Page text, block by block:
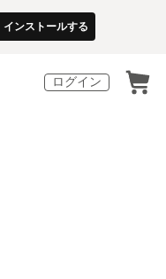
インストールする
ログイン